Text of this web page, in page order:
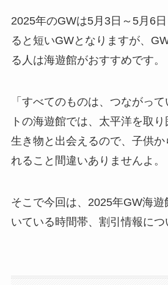
2025年のGWは5月3日～5月6
ると短いGWとなりますが、
る人は海遊館がおすすめです。
「すべてのものは、つながっ
トの海遊館では、太平洋を取
生き物と出会えるので、子供か
れること間違いありませんよ。
そこで今回は、2025年GW海
いている時間帯、割引情報につ